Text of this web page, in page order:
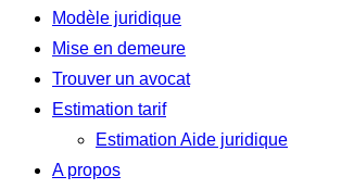
Modèle juridique
Mise en demeure
Trouver un avocat
Estimation tarif
Estimation Aide juridique
A propos